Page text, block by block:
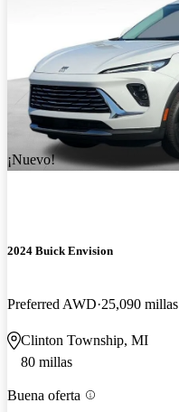
¡Nuevo!
2024 Buick Envision
Preferred AWD 25,090 millas
Clinton Township, MI
80 millas
Buena oferta